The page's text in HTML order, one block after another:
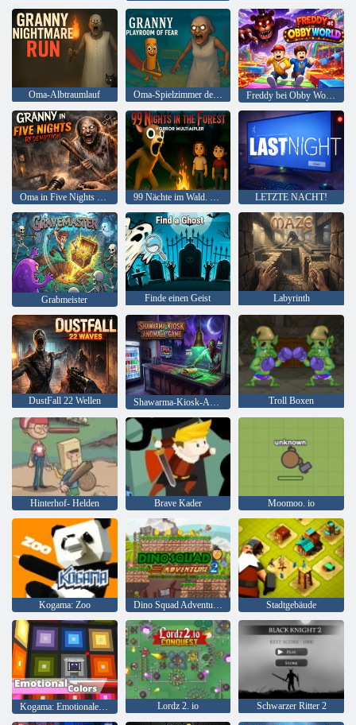
Oma-Albtraumlauf Oma-Spielzimmer der Angst Freddy bei Obby World
Oma in Five Nights Redemption 99 Nächte im Wald. Horror-Multiplayer LETZTE NACHT!
Grabmeister Finde einen Geist Labyrinth
DustFall 22 Wellen Troll Boxen
Hinterhof- Helden Brave Kader Moomoo. io
Kogama: Zoo Stadtgebäude
Kogama: Emotionale Farben Lordz 2. io Schwarzer Ritter 2